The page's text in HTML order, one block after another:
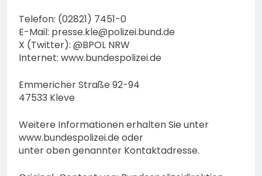
Telefon: (02821) 7451-0
E-Mail: presse.kle@polizei.bund.de
X (Twitter): @BPOL NRW
Internet: www.bundespolizei.de
Emmericher Straße 92-94
47533 Kleve
Weitere Informationen erhalten Sie unter
www.bundespolizei.de oder
unter oben genannter Kontaktadresse.